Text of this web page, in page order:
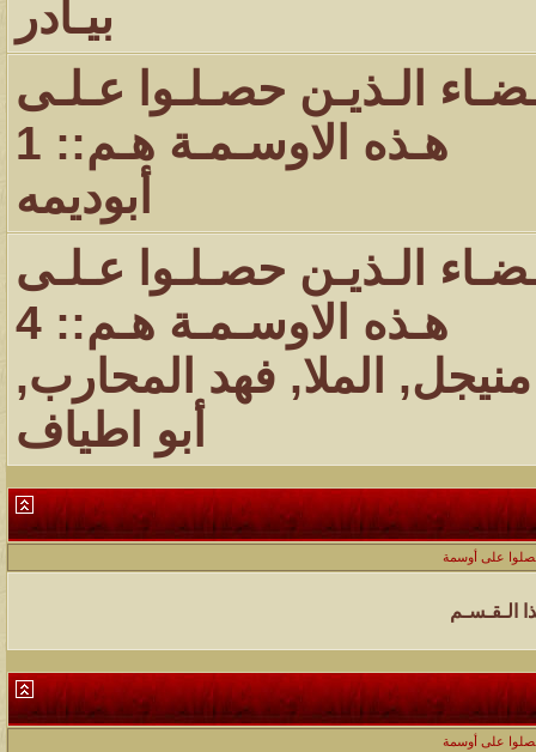
بيـآدر
الـذيـن حصـلـوا عـلـى
هـذه الاوسـمـة هـم:: 1
أبوديمه
الـذيـن حصـلـوا عـلـى
هـذه الاوسـمـة هـم:: 4
, الملا, فهد المحارب,
أبو اطياف
على أوسمة
الـقـسـم
على أوسمة